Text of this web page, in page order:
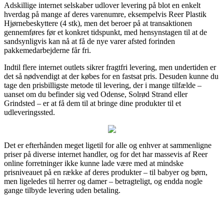
Adskillige internet selskaber udlover levering på blot en enkelt
hverdag på mange af deres varenumre, eksempelvis Reer Plastik
Hjørnebeskyttere (4 stk), men det beroer på at transaktionen
gennemføres før et konkret tidspunkt, med hensynstagen til at de
sandsynligvis kan nå at få de nye varer afsted forinden
pakkemedarbejderne får fri.
Indtil flere internet outlets sikrer fragtfri levering, men undertiden er
det så nødvendigt at der købes for en fastsat pris. Desuden kunne du
tage den prisbilligste metode til levering, der i mange tilfælde –
uanset om du befinder sig ved Odense, Solrød Strand eller
Grindsted – er at få dem til at bringe dine produkter til et
udleveringssted.
Det er efterhånden meget ligetil for alle og enhver at sammenligne
priser på diverse internet handler, og for det har massevis af Reer
online forretninger ikke kunne lade være med at mindske
prisniveauet på en række af deres produkter – til babyer og børn,
men ligeledes til herrer og damer – betragteligt, og endda nogle
gange tilbyde levering uden betaling.